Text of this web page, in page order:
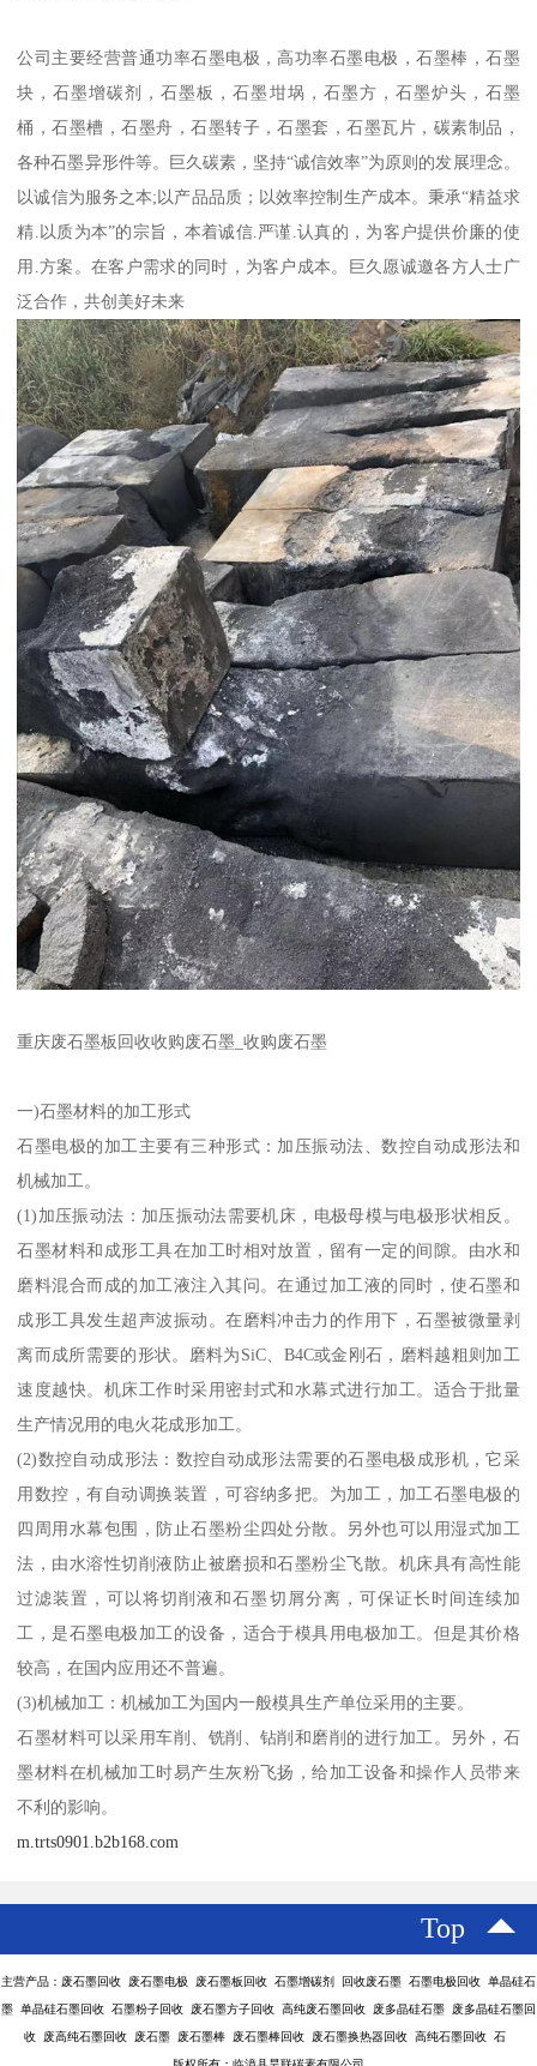
公司主要经营普通功率石墨电极，高功率石墨电极，石墨棒，石墨
块，石墨增碳剂，石墨板，石墨坩埚，石墨方，石墨炉头，石墨
桶，石墨槽，石墨舟，石墨转子，石墨套，石墨瓦片，碳素制品，
各种石墨异形件等。巨久碳素，坚持“诚信效率”为原则的发展理念。
以诚信为服务之本;以产品品质；以效率控制生产成本。秉承“精益求
精.以质为本”的宗旨，本着诚信.严谨.认真的，为客户提供价廉的使
用.方案。在客户需求的同时，为客户成本。巨久愿诚邀各方人士广
泛合作，共创美好未来
重庆废石墨板回收收购废石墨_收购废石墨
一)石墨材料的加工形式
石墨电极的加工主要有三种形式：加压振动法、数控自动成形法和
机械加工。
(1)加压振动法：加压振动法需要机床，电极母模与电极形状相反。
石墨材料和成形工具在加工时相对放置，留有一定的间隙。由水和
磨料混合而成的加工液注入其问。在通过加工液的同时，使石墨和
成形工具发生超声波振动。在磨料冲击力的作用下，石墨被微量剥
离而成所需要的形状。磨料为SiC、B4C或金刚石，磨料越粗则加工
速度越快。机床工作时采用密封式和水幕式进行加工。适合于批量
生产情况用的电火花成形加工。
(2)数控自动成形法：数控自动成形法需要的石墨电极成形机，它采
用数控，有自动调换装置，可容纳多把。为加工，加工石墨电极的
四周用水幕包围，防止石墨粉尘四处分散。另外也可以用湿式加工
法，由水溶性切削液防止被磨损和石墨粉尘飞散。机床具有高性能
过滤装置，可以将切削液和石墨切屑分离，可保证长时间连续加
工，是石墨电极加工的设备，适合于模具用电极加工。但是其价格
较高，在国内应用还不普遍。
(3)机械加工：机械加工为国内一般模具生产单位采用的主要。
石墨材料可以采用车削、铣削、钻削和磨削的进行加工。另外，石
墨材料在机械加工时易产生灰粉飞扬，给加工设备和操作人员带来
不利的影响。
m.trts0901.b2b168.com
Top
主营产品：废石墨回收 废石墨电极 废石墨板回收 石墨增碳剂 回收废石墨 石墨电极回收 单晶硅石
墨 单晶硅石墨回收 石墨粉子回收 废石墨方子回收 高纯废石墨回收 废多晶硅石墨 废多晶硅石墨回
收 废高纯石墨回收 废石墨 废石墨棒 废石墨棒回收 废石墨换热器回收 高纯石墨回收 石